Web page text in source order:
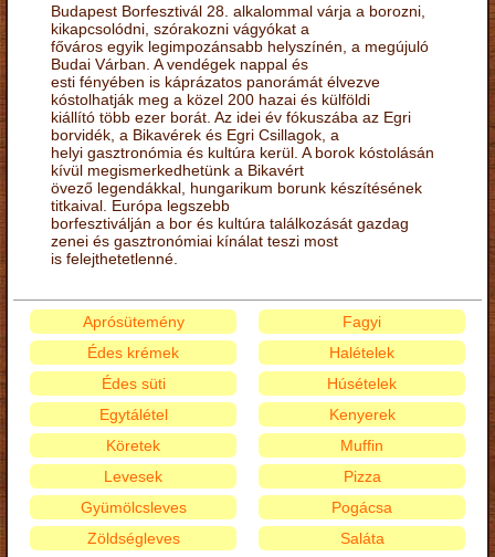
Budapest Borfesztivál 28. alkalommal várja a borozni,
kikapcsolódni, szórakozni vágyókat a
főváros egyik legimpozánsabb helyszínén, a megújuló
Budai Várban. A vendégek nappal és
esti fényében is káprázatos panorámát élvezve
kóstolhatják meg a közel 200 hazai és külföldi
kiállító több ezer borát. Az idei év fókuszába az Egri
borvidék, a Bikavérek és Egri Csillagok, a
helyi gasztronómia és kultúra kerül. A borok kóstolásán
kívül megismerkedhetünk a Bikavért
övező legendákkal, hungarikum borunk készítésének
titkaival. Európa legszebb
borfesztiválján a bor és kultúra találkozását gazdag
zenei és gasztronómiai kínálat teszi most
is felejthetetlenné.
Aprósütemény
Édes krémek
Édes süti
Egytálétel
Fagyi
Halételek
Húsételek
Kenyerek
Köretek
Levesek
Gyümölcsleves
Zöldségleves
Muffin
Pizza
Pogácsa
Saláta